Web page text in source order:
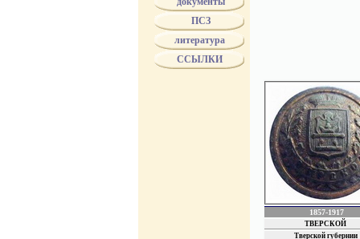
ПСЗ
литература
ССЫЛКИ
губернаторы имели
прокуроры. Эта
В 1824 г. цветовые
входящих в каждое
некоторых губерний
Различие между
должны были быть из
наименование
с 1834 года
МинЮста.
с 1853 года по 1856
4 июля 1857 года был
территориальных
в 1858 году всем
указаны особые
1857-1917
ТВЕРСКОЙ
Тверской губернии